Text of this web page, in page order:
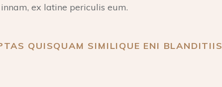
ex latine periculis eum.
QUISQUAM SIMILIQUE ENI BLANDITIIS